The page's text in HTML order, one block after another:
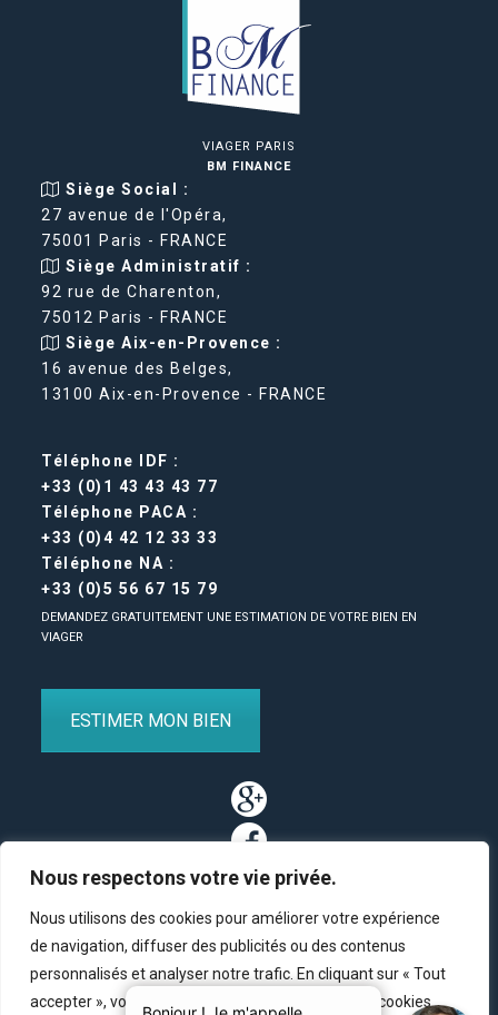
Nous respectons votre vie privée.
Nous utilisons des cookies pour améliorer votre expérience
de navigation, diffuser des publicités ou des contenus
personnalisés et analyser notre trafic. En cliquant sur « Tout
accepter », vous consentez à notre utilisation des cookies.
VIAGER PARIS
BM FINANCE
Siège Social :
27 avenue de l'Opéra,
75001 Paris - FRANCE
Siège Administratif :
92 rue de Charenton,
75012 Paris - FRANCE
Siège Aix-en-Provence :
16 avenue des Belges,
13100 Aix-en-Provence - FRANCE
Téléphone IDF :
+33 (0)1 43 43 43 77
Téléphone PACA :
+33 (0)4 42 12 33 33
Téléphone NA :
+33 (0)5 56 67 15 79
DEMANDEZ GRATUITEMENT UNE ESTIMATION DE VOTRE BIEN EN
VIAGER
ESTIMER MON BIEN
Partenaires Contact